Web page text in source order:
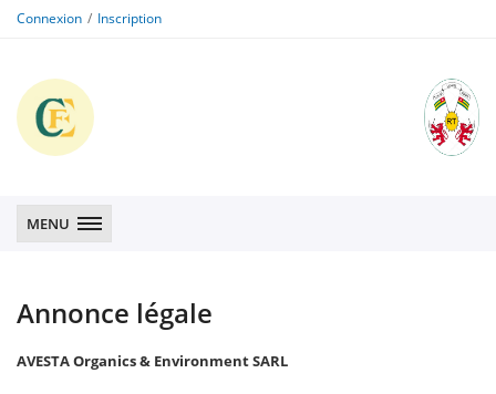
Connexion Inscription
MENU
Annonce légale
AVESTA Organics & Environment SARL